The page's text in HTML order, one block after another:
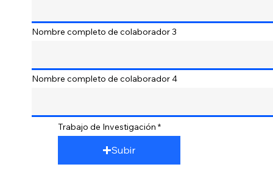
Nombre completo de colaborador 3
Nombre completo de colaborador 4
Trabajo de Investigación
Subir